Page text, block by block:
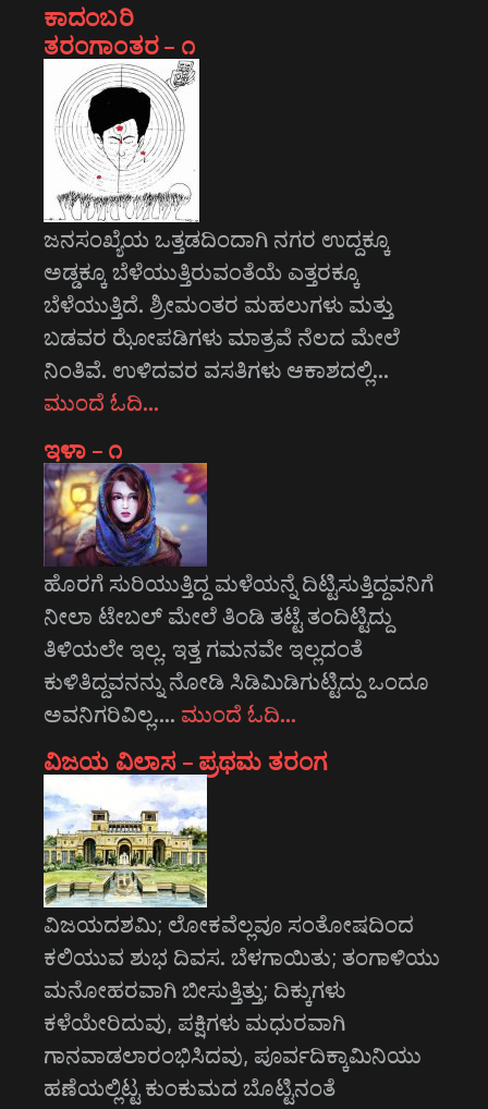
ಕಾದಂಬರಿ
ತರಂಗಾಂತರ – ೧
ಜನಸಂಖ್ಯೆಯ ಒತ್ತಡದಿಂದಾಗಿ ನಗರ ಉದ್ದಕ್ಕೂ
ಅಡ್ಡಕ್ಕೂ ಬೆಳೆಯುತ್ತಿರುವಂತೆಯೆ ಎತ್ತರಕ್ಕೂ
ಬೆಳೆಯುತ್ತಿದೆ. ಶ್ರೀಮಂತರ ಮಹಲುಗಳು ಮತ್ತು
ಬಡವರ ಝೋಪಡಿಗಳು ಮಾತ್ರವೆ ನೆಲದ ಮೇಲೆ
ನಿಂತಿವೆ. ಉಳಿದವರ ವಸತಿಗಳು ಆಕಾಶದಲ್ಲಿ…
ಮುಂದೆ ಓದಿ…
ಇಳಾ – ೧
ಹೊರಗೆ ಸುರಿಯುತ್ತಿದ್ದ ಮಳೆಯನ್ನೆ ದಿಟ್ಟಿಸುತ್ತಿದ್ದವನಿಗೆ
ನೀಲಾ ಟೇಬಲ್ ಮೇಲೆ ತಿಂಡಿ ತಟ್ಟೆ ತಂದಿಟ್ಟಿದ್ದು
ತಿಳಿಯಲೇ ಇಲ್ಲ. ಇತ್ತ ಗಮನವೇ ಇಲ್ಲದಂತೆ
ಕುಳಿತಿದ್ದವನನ್ನು ನೋಡಿ ಸಿಡಿಮಿಡಿಗುಟ್ಟಿದ್ದು ಒಂದೂ
ಅವನಿಗರಿವಿಲ್ಲ.… ಮುಂದೆ ಓದಿ…
ವಿಜಯ ವಿಲಾಸ – ಪ್ರಥಮ ತರಂಗ
ವಿಜಯದಶಮಿ; ಲೋಕವೆಲ್ಲವೂ ಸಂತೋಷದಿಂದ
ಕಲಿಯುವ ಶುಭ ದಿವಸ. ಬೆಳಗಾಯಿತು; ತಂಗಾಳಿಯು
ಮನೋಹರವಾಗಿ ಬೀಸುತ್ತಿತ್ತು; ದಿಕ್ಕುಗಳು
ಕಳೆಯೇರಿದುವು, ಪಕ್ಷಿಗಳು ಮಧುರವಾಗಿ
ಗಾನವಾಡಲಾರಂಭಿಸಿದವು, ಪೂರ್ವದಿಕ್ಕಾಮಿನಿಯು
ಹಣೆಯಲ್ಲಿಟ್ಟ ಕುಂಕುಮದ ಬೊಟ್ಟಿನಂತೆ